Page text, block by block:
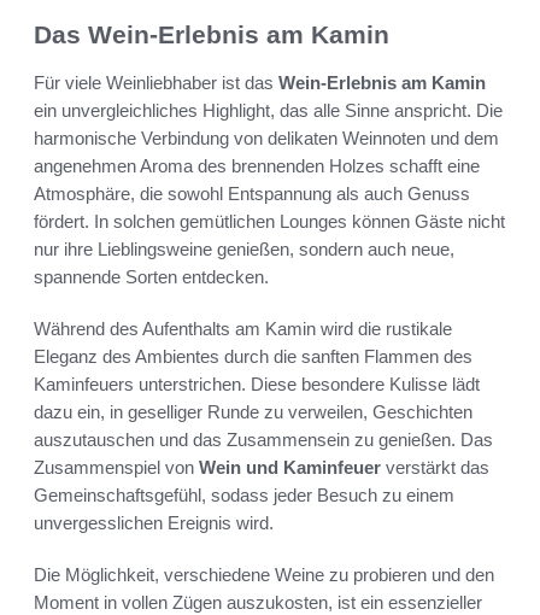
Das Wein-Erlebnis am Kamin
Für viele Weinliebhaber ist das Wein-Erlebnis am Kamin
ein unvergleichliches Highlight, das alle Sinne anspricht. Die
harmonische Verbindung von delikaten Weinnoten und dem
angenehmen Aroma des brennenden Holzes schafft eine
Atmosphäre, die sowohl Entspannung als auch Genuss
fördert. In solchen gemütlichen Lounges können Gäste nicht
nur ihre Lieblingsweine genießen, sondern auch neue,
spannende Sorten entdecken.
Während des Aufenthalts am Kamin wird die rustikale
Eleganz des Ambientes durch die sanften Flammen des
Kaminfeuers unterstrichen. Diese besondere Kulisse lädt
dazu ein, in geselliger Runde zu verweilen, Geschichten
auszutauschen und das Zusammensein zu genießen. Das
Zusammenspiel von Wein und Kaminfeuer verstärkt das
Gemeinschaftsgefühl, sodass jeder Besuch zu einem
unvergesslichen Ereignis wird.
Die Möglichkeit, verschiedene Weine zu probieren und den
Moment in vollen Zügen auszukosten, ist ein essenzieller